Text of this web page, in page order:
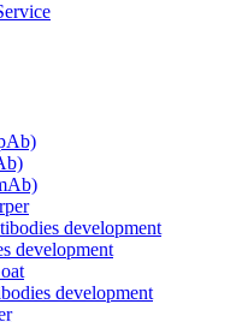
development
development
development